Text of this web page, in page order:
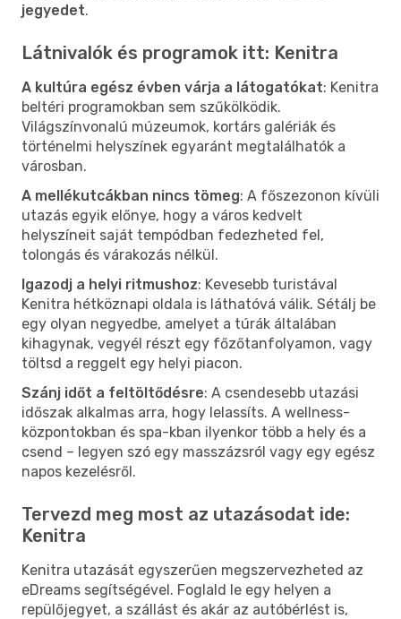
jegyedet.
Látnivalók és programok itt: Kenitra
A kultúra egész évben várja a látogatókat: Kenitra
beltéri programokban sem szűkölködik.
Világszínvonalú múzeumok, kortárs galériák és
történelmi helyszínek egyaránt megtalálhatók a
városban.
A mellékutcákban nincs tömeg: A főszezonon kívüli
utazás egyik előnye, hogy a város kedvelt
helyszíneit saját tempódban fedezheted fel,
tolongás és várakozás nélkül.
Igazodj a helyi ritmushoz: Kevesebb turistával
Kenitra hétköznapi oldala is láthatóvá válik. Sétálj be
egy olyan negyedbe, amelyet a túrák általában
kihagynak, vegyél részt egy főzőtanfolyamon, vagy
töltsd a reggelt egy helyi piacon.
Szánj időt a feltöltődésre: A csendesebb utazási
időszak alkalmas arra, hogy lelassíts. A wellness-
központokban és spa-kban ilyenkor több a hely és a
csend – legyen szó egy masszázsról vagy egy egész
napos kezelésről.
Tervezd meg most az utazásodat ide:
Kenitra
Kenitra utazását egyszerűen megszervezheted az
eDreams segítségével. Foglald le egy helyen a
repülőjegyet, a szállást és akár az autóbérlést is,